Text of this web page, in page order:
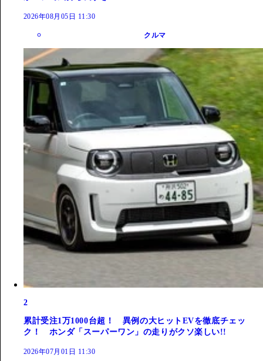
2026年08月05日 11:30
クルマ
2
累計受注1万1000台超！ 異例の大ヒットEVを徹底チェッ
ク！ ホンダ「スーパーワン」の走りがクソ楽しい!!
2026年07月01日 11:30